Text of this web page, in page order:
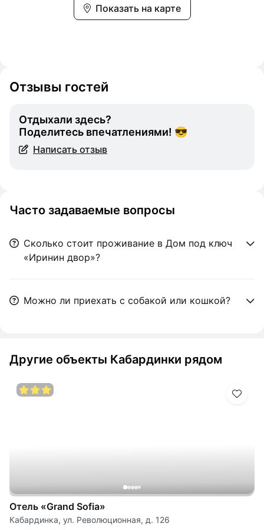
Показать на карте
Отзывы гостей
Отдыхали здесь?
Поделитесь впечатлениями! 😎
Написать отзыв
Часто задаваемые вопросы
Сколько стоит проживание в Дом под ключ
«Иринин двор»?
Можно ли приехать с собакой или кошкой?
Другие объекты Кабардинки рядом
Отель «Grand Sofia»
Кабардинка, ул. Революционная, д. 126